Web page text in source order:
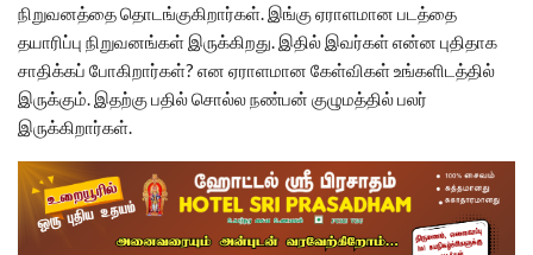
நிறுவனத்தை தொடங்குகிறார்கள். இங்கு ஏராளமான படத்தை
தயாரிப்பு நிறுவனங்கள் இருக்கிறது. இதில் இவர்கள் என்ன புதிதாக
சாதிக்கப் போகிறார்கள்? என ஏராளமான கேள்விகள் உங்களிடத்தில்
இருக்கும். இதற்கு பதில் சொல்ல நண்பன் குழுமத்தில் பலர்
இருக்கிறார்கள்.